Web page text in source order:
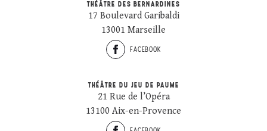
THÉÂTRE DES BERNARDINES
17 Boulevard Garibaldi
13001 Marseille
FACEBOOK
THÉÂTRE DU JEU DE PAUME
21 Rue de l’Opéra
13100 Aix-en-Provence